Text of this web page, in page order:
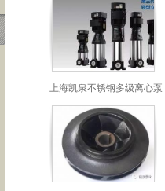
上海凯泉不锈钢多级离心泵